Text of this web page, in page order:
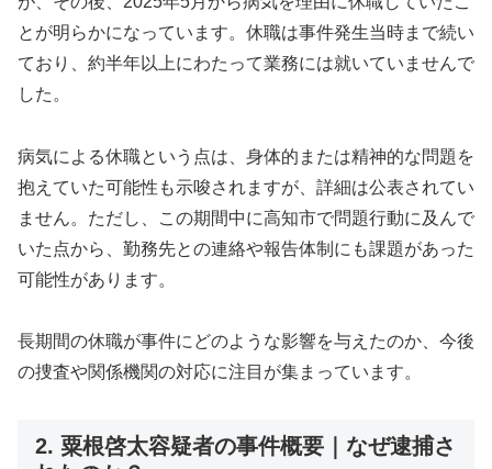
とが明らかになっています。休職は事件発生当時まで続い
ており、約半年以上にわたって業務には就いていませんで
した。
病気による休職という点は、身体的または精神的な問題を
抱えていた可能性も示唆されますが、詳細は公表されてい
ません。ただし、この期間中に高知市で問題行動に及んで
いた点から、勤務先との連絡や報告体制にも課題があった
可能性があります。
長期間の休職が事件にどのような影響を与えたのか、今後
の捜査や関係機関の対応に注目が集まっています。
2. 粟根啓太容疑者の事件概要｜なぜ逮捕さ